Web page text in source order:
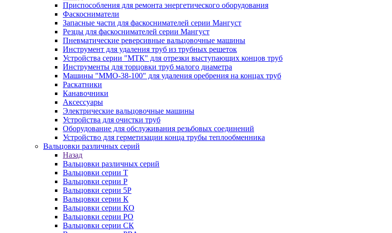
Приспособления для ремонта энергетического оборудования
Фаскосниматели
Запасные части для фаскоснимателей серии Мангуст
Резцы для фаскоснимателей серии Мангуст
Пневматические реверсивные вальцовочные машины
Инструмент для удаления труб из трубных решеток
Устройства серии "МТК" для отрезки выступающих концов труб
Инструменты для торцовки труб малого диаметра
Машины "ММО-38-100" для удаления оребрения на концах труб
Раскатники
Канавочники
Аксессуары
Электрические вальцовочные машины
Устройства для очистки труб
Оборудование для обслуживания резьбовых соединений
Устройство для герметизации конца трубы теплообменника
Вальцовки различных серий
Назад
Вальцовки различных серий
Вальцовки серии Т
Вальцовки серии Р
Вальцовки серии 5Р
Вальцовки серии К
Вальцовки серии КО
Вальцовки серии РО
Вальцовки серии СК